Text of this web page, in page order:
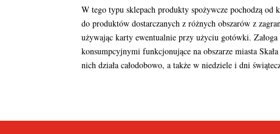
W tego typu sklepach produkty spożywcze pochodzą
do produktów dostarczanych z różnych obszarów z
używając karty ewentualnie przy użyciu gotówki.
konsumpcyjnymi funkcjonujące na obszarze miasta
nich działa całodobowo, a także w niedziele i dni